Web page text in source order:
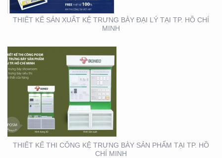
THIẾT KẾ SẢN XUẤT KỆ TRƯNG BÀY ĐẠI LÝ TẠI TP. HỒ CHÍ
MINH
THIẾT KẾ THI CÔNG KỆ TRƯNG BÀY SẢN PHẨM TẠI TP. HỒ
CHÍ MINH
THIẾT KẾ SẢN XUẤT
BOOTH SAMPLING TẠI
TP. HỒ CHÍ MINH